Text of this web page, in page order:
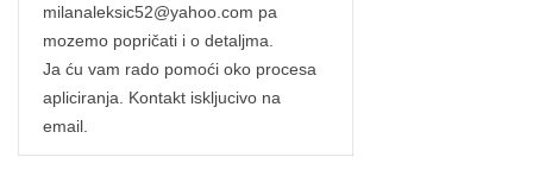
milanaleksic52@yahoo.com pa
mozemo popričati i o detaljma.
Ja ću vam rado pomoći oko procesa
apliciranja. Kontakt iskljucivo na
email.